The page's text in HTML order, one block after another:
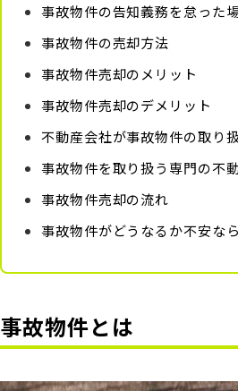
事故物件の告知義務を怠った
事故物件の売却方法
事故物件売却のメリット
事故物件売却のデメリット
不動産会社が事故物件の取り
事故物件を取り扱う専門の不
事故物件売却の流れ
事故物件がどうなるか不安な
事故物件とは